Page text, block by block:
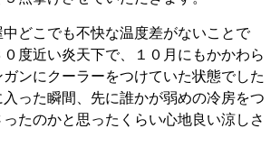
どこでも不快な温度差がないことで
度近い炎天下で、１０月にもかかわら
ンにクーラーをつけていた状態でした
った瞬間、先に誰かが弱めの冷房をつ
たのかと思ったくらい心地良い涼しさ